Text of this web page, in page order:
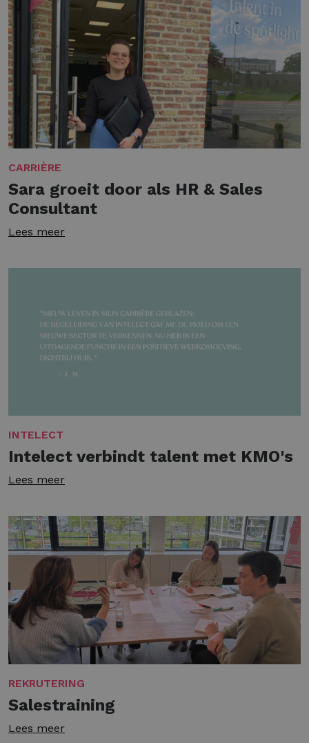
CARRIÈRE
Sara groeit door als HR & Sales
Consultant
Lees meer
INTELECT
Intelect verbindt talent met KMO's
Lees meer
REKRUTERING
Salestraining
Lees meer